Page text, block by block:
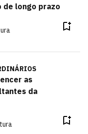
de longo prazo
as
da